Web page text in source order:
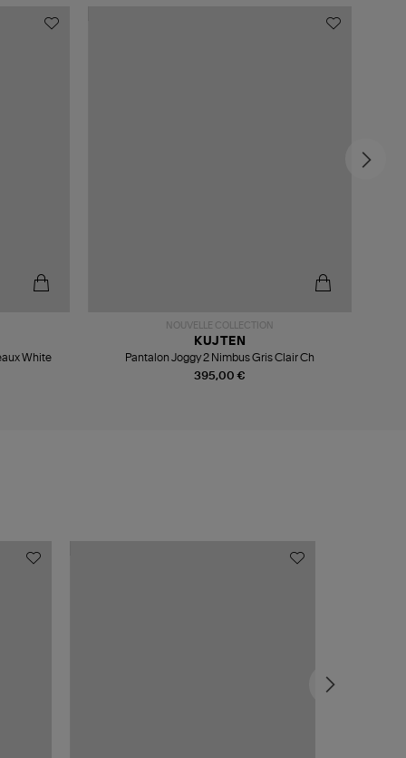
White
NOUVELLE COLLECTION
395,00 €
KUJTEN
Pantalon Joggy 2 Nimbus Gris Clair Ch